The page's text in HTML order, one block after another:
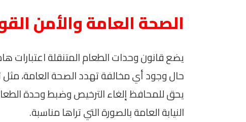
الصحة العامة والأمن
يضع قانون وحدات الطعام المتنقلة اعتبارات
حال وجود أي مخالفة تهدد الصحة العامة،
يحق للمحافظ إلغاء الترخيص وضبط وحدة
النيابة العامة بالصورة التي تراها مناسبة.